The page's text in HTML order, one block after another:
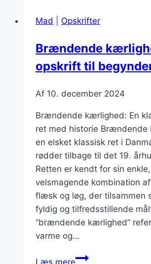
hele
vil
elske
Mad Opskrifter
Brændende
opskrift til
Af 10. december 2024
Brændende kærlighed: En
ret med historie
en elsket klassisk ret i
rødder tilbage til det 19.
Retten er kendt for sin
velsmagende kombination
flæsk og løg, der tilsammen
fyldig og tilfredsstillende
“brændende kærlighed”
varme og…
Brændende